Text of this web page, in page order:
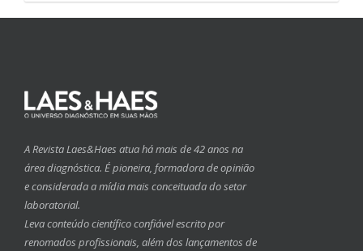
A Revista Laes&Haes atua há mais de 42 anos na
área diagnóstica. É pioneira, formadora de opinião
e considerada a mídia mais conceituada do setor
laboratorial.
Leva conteúdo científico confiável escrito por
renomados profissionais, além dos lançamentos de